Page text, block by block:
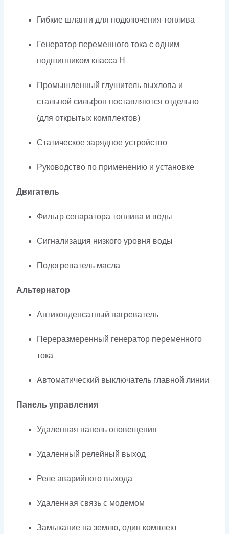
Гибкие шланги для подключения топлива
Генератор переменного тока с одним
подшипником класса H
Промышленный глушитель выхлопа и
стальной сильфон поставляются отдельно
(для открытых комплектов)
Статическое зарядное устройство
Руководство по применению и установке
Двигатель
Фильтр сепаратора топлива и воды
Сигнализация низкого уровня воды
Подогреватель масла
Альтернатор
Антиконденсатный нагреватель
Переразмеренный генератор переменного
тока
Автоматический выключатель главной линии
Панель управления
Удаленная панель оповещения
Удаленный релейный выход
Реле аварийного выхода
Удаленная связь с модемом
Замыкание на землю, один комплект